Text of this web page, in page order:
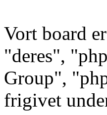
Vort board
"deres",
Group",
frigivet